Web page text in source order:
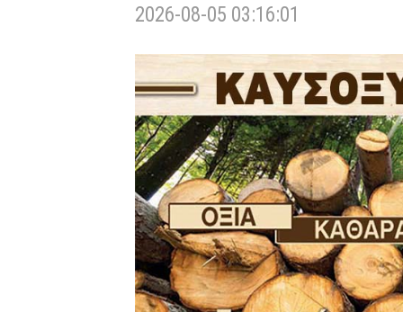
2026-08-05 03:16:01